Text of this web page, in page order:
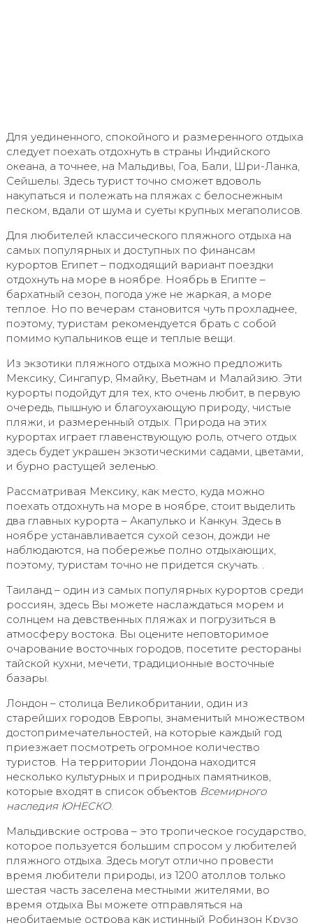
Для уединенного, спокойного и размеренного отдыха
следует поехать отдохнуть в страны Индийского
океана, а точнее, на Мальдивы, Гоа, Бали, Шри-Ланка,
Сейшелы. Здесь турист точно сможет вдоволь
накупаться и полежать на пляжах с белоснежным
песком, вдали от шума и суеты крупных мегаполисов.
Для любителей классического пляжного отдыха на
самых популярных и доступных по финансам
курортов Египет – подходящий вариант поездки
отдохнуть на море в ноябре. Ноябрь в Египте –
бархатный сезон, погода уже не жаркая, а море
теплое. Но по вечерам становится чуть прохладнее,
поэтому, туристам рекомендуется брать с собой
помимо купальников еще и теплые вещи.
Из экзотики пляжного отдыха можно предложить
Мексику, Сингапур, Ямайку, Вьетнам и Малайзию. Эти
курорты подойдут для тех, кто очень любит, в первую
очередь, пышную и благоухающую природу, чистые
пляжи, и размеренный отдых. Природа на этих
курортах играет главенствующую роль, отчего отдых
здесь будет украшен экзотическими садами, цветами,
и бурно растущей зеленью.
Рассматривая Мексику, как место, куда можно
поехать отдохнуть на море в ноябре, стоит выделить
два главных курорта – Акапулько и Канкун. Здесь в
ноябре устанавливается сухой сезон, дожди не
наблюдаются, на побережье полно отдыхающих,
поэтому, туристам точно не придется скучать. .
Таиланд – один из самых популярных курортов среди
россиян, здесь Вы можете наслаждаться морем и
солнцем на девственных пляжах и погрузиться в
атмосферу востока. Вы оцените неповторимое
очарование восточных городов, посетите рестораны
тайской кухни, мечети, традиционные восточные
базары.
Лондон – столица Великобритании, один из
старейших городов Европы, знаменитый множеством
достопримечательностей, на которые каждый год
приезжает посмотреть огромное количество
туристов. На территории Лондона находится
несколько культурных и природных памятников,
которые входят в список объектов Всемирного
наследия ЮНЕСКО.
Мальдивские острова – это тропическое государство,
которое пользуется большим спросом у любителей
пляжного отдыха. Здесь могут отлично провести
время любители природы, из 1200 атоллов только
шестая часть заселена местными жителями, во
время отдыха Вы можете отправляться на
необитаемые острова как истинный Робинзон Крузо